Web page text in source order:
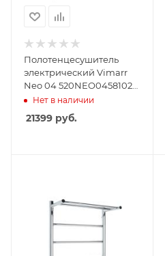
Полотенцесушитель
электрический Vimarr
Neo 04 520NEO0458102
500х800 хром, с
диммером
Нет в наличии
21399 руб.